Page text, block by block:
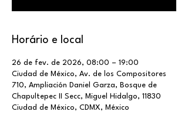
Horário e local
26 de fev. de 2026, 08:00 – 19:00
Ciudad de México, Av. de los Compositores
710, Ampliación Daniel Garza, Bosque de
Chapultepec II Secc, Miguel Hidalgo, 11830
Ciudad de México, CDMX, México